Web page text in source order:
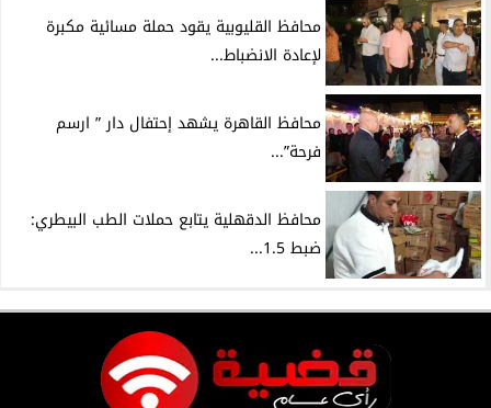
محافظ القليوبية يقود حملة مسائية مكبرة
لإعادة الانضباط...
محافظ القاهرة يشهد إحتفال دار ” ارسم
فرحة”...
محافظ الدقهلية يتابع حملات الطب البيطري:
ضبط 1.5...